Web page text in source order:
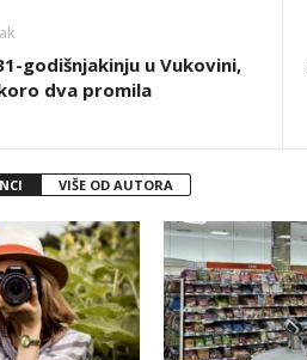
godišnjakinju u Vukovini,
dva promila
VIŠE OD AUTORA